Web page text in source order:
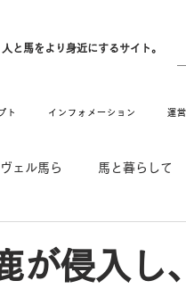
人と馬をより身近にするサイト。
ト インフォメーション 運
ヴェル馬ら 馬と暮らして
が侵入し